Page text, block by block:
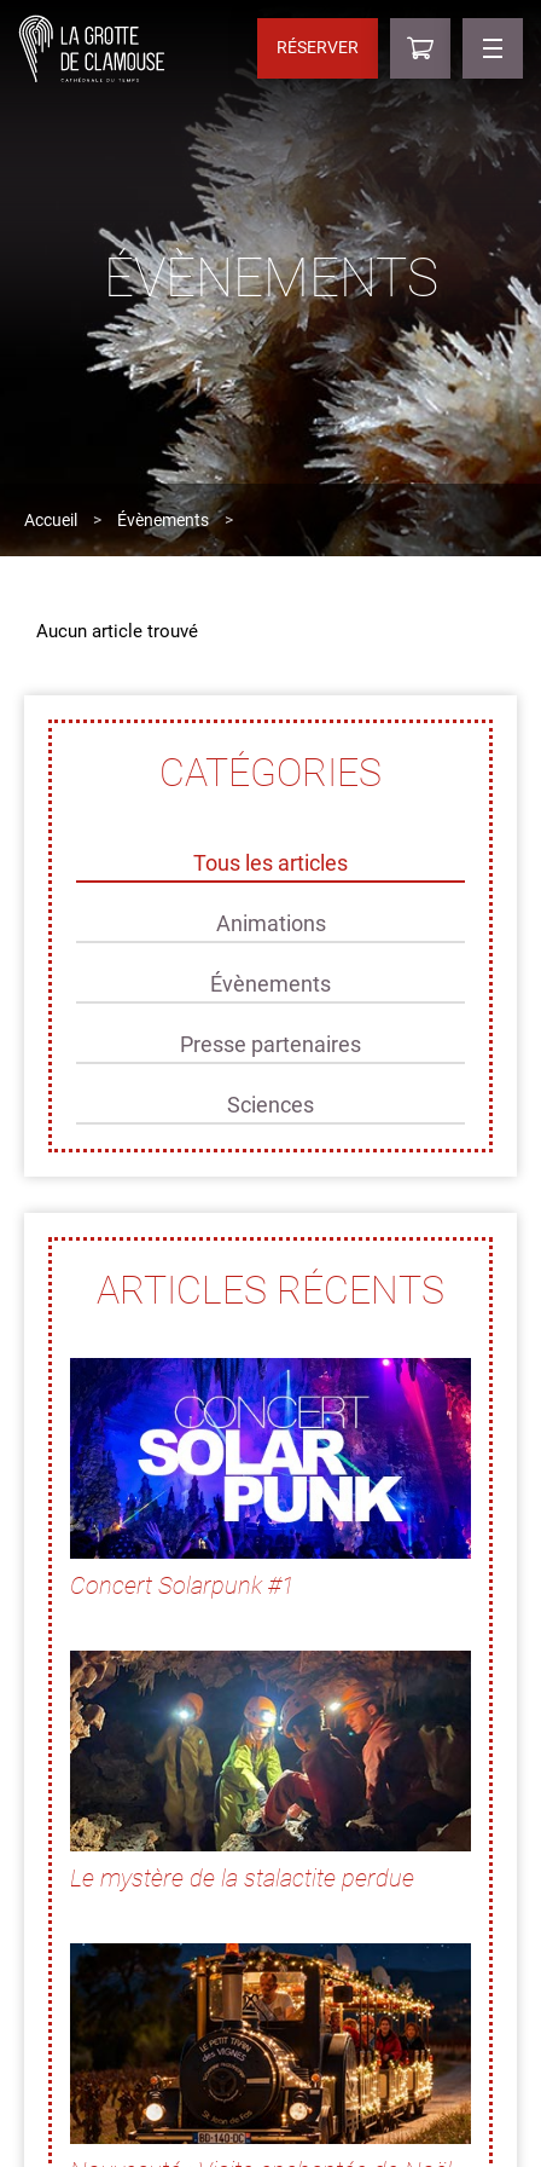
RÉSERVER
ÉVÈNEMENTS
Accueil > Évènements >
Aucun article trouvé
CATÉGORIES
Tous les articles
Animations
Évènements
Presse partenaires
Sciences
ARTICLES RÉCENTS
Concert Solarpunk #1
Le mystère de la stalactite perdue